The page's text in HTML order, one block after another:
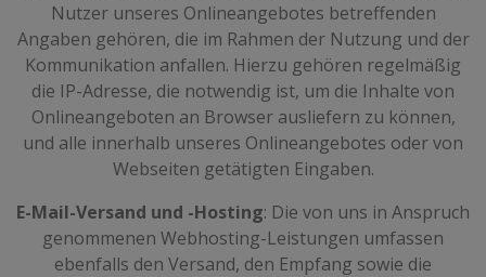
Nutzer unseres Onlineangebotes betreffenden
Angaben gehören, die im Rahmen der Nutzung und der
Kommunikation anfallen. Hierzu gehören regelmäßig
die IP-Adresse, die notwendig ist, um die Inhalte von
Onlineangeboten an Browser ausliefern zu können,
und alle innerhalb unseres Onlineangebotes oder von
Webseiten getätigten Eingaben.
E-Mail-Versand und -Hosting: Die von uns in Anspruch
genommenen Webhosting-Leistungen umfassen
ebenfalls den Versand, den Empfang sowie die